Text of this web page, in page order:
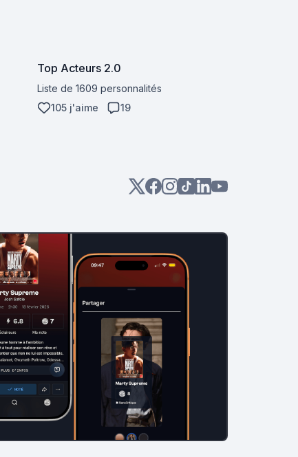
Top Acteurs 2.0
Liste de 1609 personnalités
105 j'aime
19